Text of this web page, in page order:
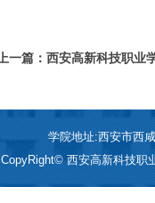
上一篇：西安高新科技职
学院地址:西安市西
CopyRight© 西安高新科技职